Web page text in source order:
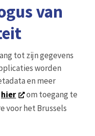
van
tot zijn gegevens
worden
en meer
hier
om toegang te
voor het Brussels